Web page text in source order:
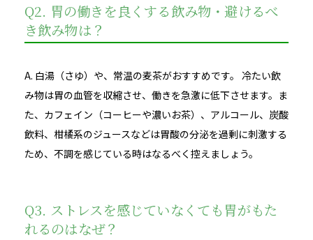
Q2. 胃の働きを良くする飲み物・避けるべ
き飲み物は？
A. 白湯（さゆ）や、常温の麦茶がおすすめです。 冷たい飲
み物は胃の血管を収縮させ、働きを急激に低下させます。ま
た、カフェイン（コーヒーや濃いお茶）、アルコール、炭酸
飲料、柑橘系のジュースなどは胃酸の分泌を過剰に刺激する
ため、不調を感じている時はなるべく控えましょう。
Q3. ストレスを感じていなくても胃がもた
れるのはなぜ？